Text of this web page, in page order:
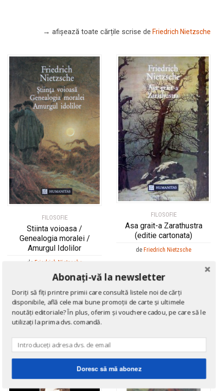
→ afișează toate cărțile scrise de Friedrich Nietzsche
FILOSOFIE
Stiinta voioasa /
Genealogia moralei /
Amurgul Idolilor
de Friedrich Nietzsche
FILOSOFIE
Asa grait-a Zarathustra
(editie cartonata)
de Friedrich Nietzsche
Abonați-vă la newsletter
Doriți să fiți printre primii care consultă listele noi de cărți
disponibile, află cele mai bune promoții de carte și ultimele
noutăți editoriale? În plus, oferim și vouchere cadou, pe care să le
utilizați la prima dvs. comandă.
Doresc să mă abonez